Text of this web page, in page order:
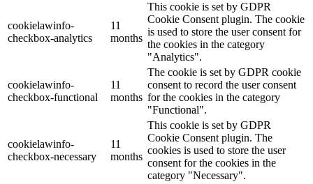
cookielawinfo-
checkbox-analytics
11
months
This cookie is set by GDPR
Cookie Consent plugin. The cookie
is used to store the user consent for
the cookies in the category
"Analytics".
cookielawinfo-
checkbox-functional
11
months
The cookie is set by GDPR cookie
consent to record the user consent
for the cookies in the category
"Functional".
cookielawinfo-
checkbox-necessary
11
months
This cookie is set by GDPR
Cookie Consent plugin. The
cookies is used to store the user
consent for the cookies in the
category "Necessary".